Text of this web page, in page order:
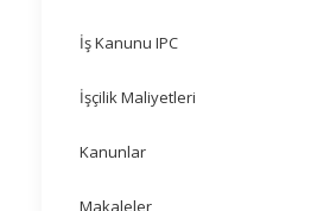
İş Kanunu IPC
İşçilik Maliyetleri
Kanunlar
Makaleler